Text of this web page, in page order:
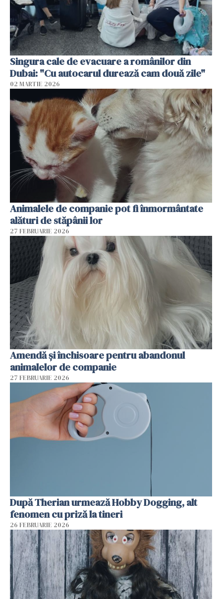
Singura cale de evacuare a românilor din
Dubai: "Cu autocarul durează cam două zile"
02 MARTIE 2026
Animalele de companie pot fi înmormântate
alături de stăpânii lor
27 FEBRUARIE 2026
Amendă și închisoare pentru abandonul
animalelor de companie
27 FEBRUARIE 2026
După Therian urmează Hobby Dogging, alt
fenomen cu priză la tineri
26 FEBRUARIE 2026